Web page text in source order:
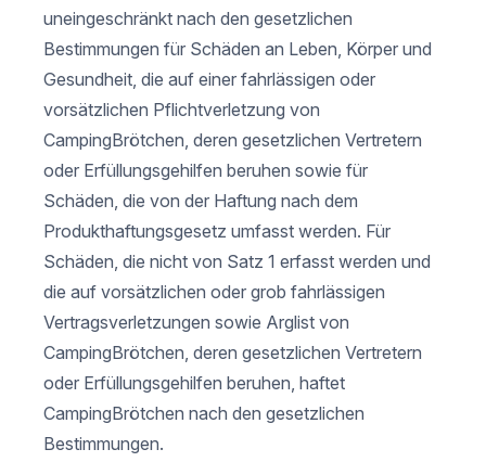
uneingeschränkt nach den gesetzlichen
Bestimmungen für Schäden an Leben, Körper und
Gesundheit, die auf einer fahrlässigen oder
vorsätzlichen Pflichtverletzung von
CampingBrötchen, deren gesetzlichen Vertretern
oder Erfüllungsgehilfen beruhen sowie für
Schäden, die von der Haftung nach dem
Produkthaftungsgesetz umfasst werden. Für
Schäden, die nicht von Satz 1 erfasst werden und
die auf vorsätzlichen oder grob fahrlässigen
Vertragsverletzungen sowie Arglist von
CampingBrötchen, deren gesetzlichen Vertretern
oder Erfüllungsgehilfen beruhen, haftet
CampingBrötchen nach den gesetzlichen
Bestimmungen.